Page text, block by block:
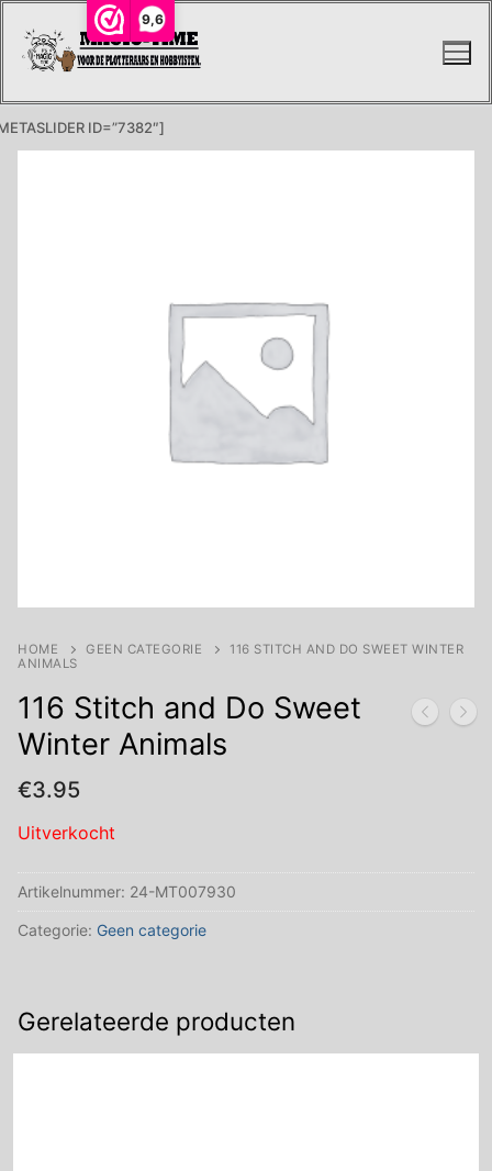
9,6
naar
ID=”7382″]
HOME GEEN CATEGORIE
116 STITCH AND DO SWEET WINTER
ANIMALS
116 Stitch and Do Sweet
Winter Animals
€3.95
Uitverkocht
Artikelnummer: 24-MT007930
Categorie: Geen categorie
Gerelateerde producten